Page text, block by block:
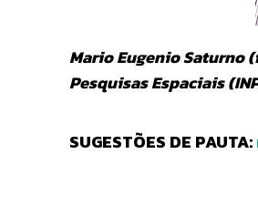
Mario Eugenio Saturno
Pesquisas Espaciais
SUGESTÕES DE PAUTA: